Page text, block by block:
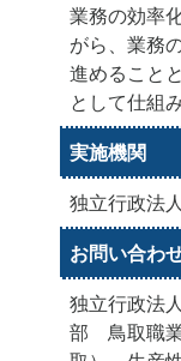
業務の効率
がら、業務
進めること
として仕組
実施機関
独立行政法
お問い合わ
独立行政法
部 鳥取職業